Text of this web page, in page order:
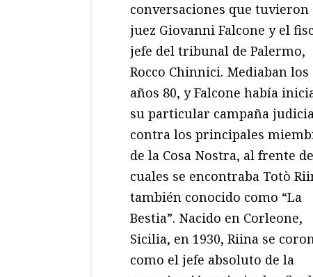
conversaciones que tuvieron
juez Giovanni Falcone y el
jefe del tribunal de Palermo,
Rocco Chinnici. Mediaban los
años 80, y Falcone había
su particular campaña
contra los principales
de la Cosa Nostra, al frente
cuales se encontraba Totò
también conocido como “La
Bestia”. Nacido en Corleone,
Sicilia, en 1930, Riina se
como el jefe absoluto de la